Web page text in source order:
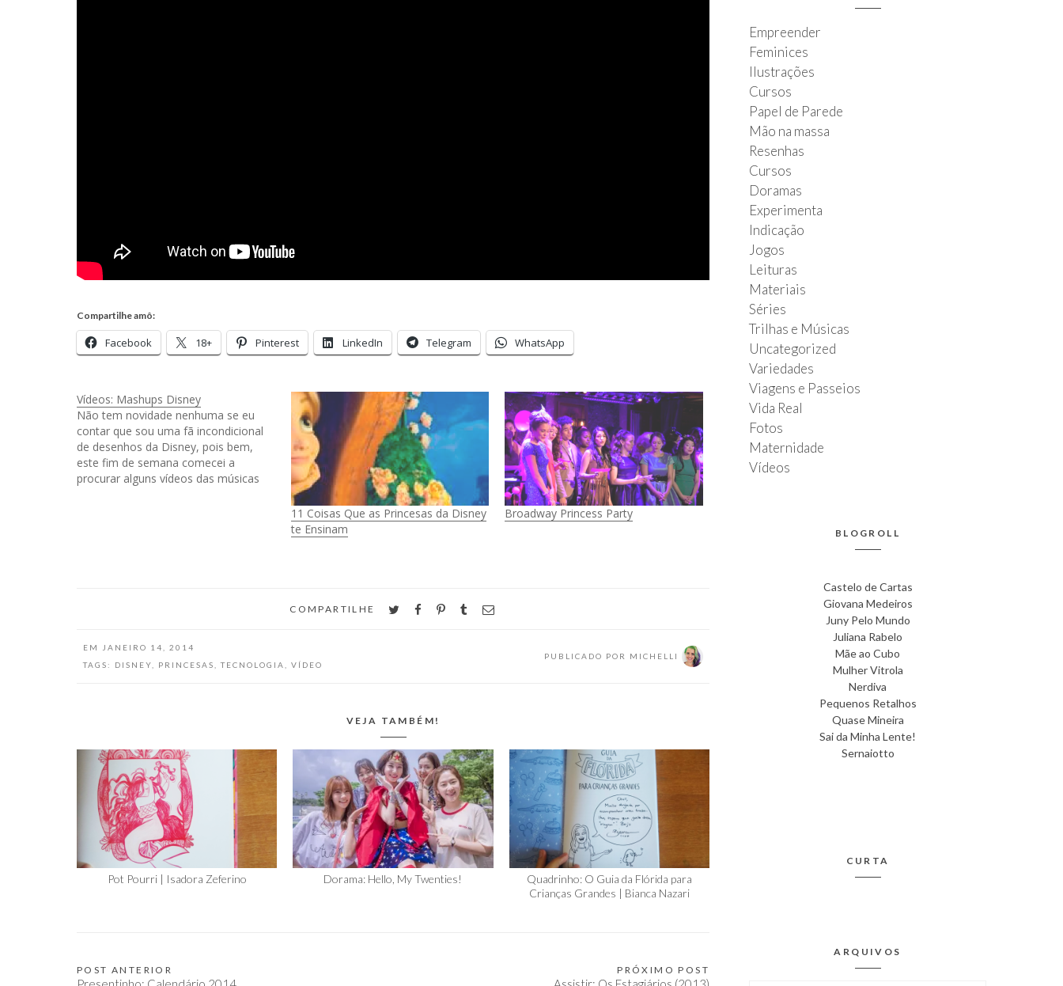
Compartilhe amô:
Facebook 18+ Pinterest LinkedIn Telegram WhatsApp
Vídeos: Mashups Disney
Não tem novidade nenhuma se eu
contar que sou uma fã incondicional
de desenhos da Disney, pois bem,
este fim de semana comecei a
procurar alguns vídeos das músicas
11 Coisas Que as Princesas da Disney
te Ensinam
Broadway Princess Party
COMPARTILHE twitterfacebookpinterest
tumblr
EM
JANEIRO 14, 2014
TAGS:
DISNEY PRINCESAS ,TECNOLOGIA VÍDEO
PUBLICADO POR MICHELLI
VEJA TAMBÉM!
Pot Pourri | Isadora Zeferino Dorama: Hello, My Twenties!
Quadrinho: O Guia da Flórida para
Crianças Grandes | Bianca Nazari
Navegação
POST ANTERIOR PRÓXIMO POST
Empreender
Feminices
Ilustrações
Cursos
Papel de Parede
Mão na massa
Resenhas
Cursos
Doramas
Experimenta
Indicação
Jogos
Leituras
Materiais
Séries
Trilhas e Músicas
Uncategorized
Variedades
Viagens e Passeios
Vida Real
Fotos
Maternidade
Vídeos
BLOGROLL
Castelo de Cartas
Giovana Medeiros
Juny Pelo Mundo
Juliana Rabelo
Mãe ao Cubo
Mulher Vitrola
Nerdiva
Pequenos Retalhos
Quase Mineira
Sai da Minha Lente!
Sernaiotto
CURTA
ARQUIVOS